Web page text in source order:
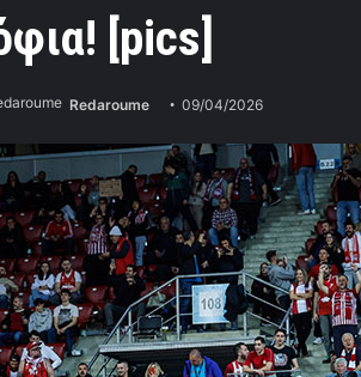
[pics]
Redaroume 09/04/2026